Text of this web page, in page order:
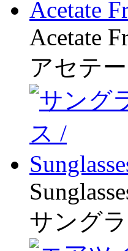
Acetate
アセテ
サング